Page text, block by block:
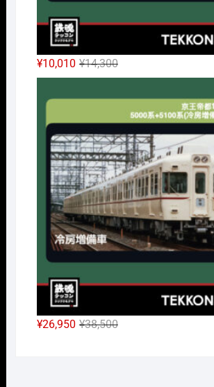
¥14,300元
の
価
¥14,300
で
し
た。
¥10,010
現
在
の
は
¥10,010
で
す。
¥38,500元
¥26,950
現